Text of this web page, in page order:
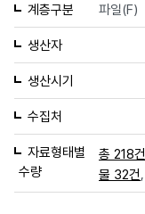
계층구분 파일(F)
생산자
생산시기
수집처
자료형태별
수량
총 218건
물 32건,